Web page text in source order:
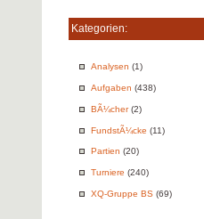
Kategorien:
Analysen (1)
Aufgaben (438)
BÃ¼cher(2)
FundstÃ¼cke (11)
Partien (20)
Turniere (240)
XQ-Gruppe BS (69)